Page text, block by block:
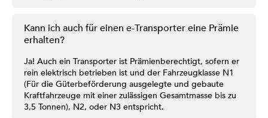
Kann ich auch für einen e-Transporter eine Prämie
erhalten?
Ja! Auch ein Transporter ist Prämienberechtigt, sofern er
rein elektrisch betrieben ist und der Fahrzeugklasse N1
(Für die Güterbeförderung ausgelegte und gebaute
Kraftfahrzeuge mit einer zulässigen Gesamtmasse bis zu
3,5 Tonnen), N2, oder N3 entspricht.